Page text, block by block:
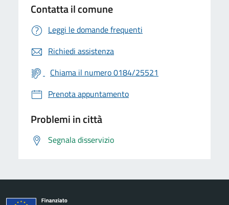
Contatta il comune
Leggi le domande frequenti
Richiedi assistenza
Chiama il numero 0184/25521
Prenota appuntamento
Problemi in città
Segnala disservizio